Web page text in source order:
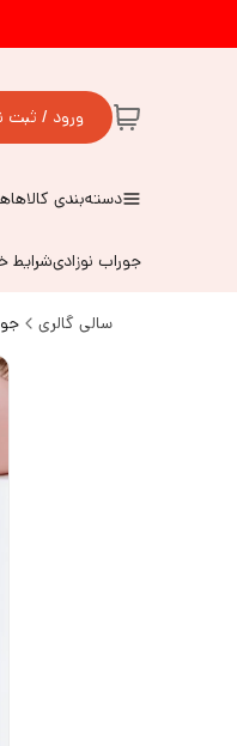
ورود / ثبت
دسته‌بندی کالاها
جوراب نوزادیشرایط
سالی گالری